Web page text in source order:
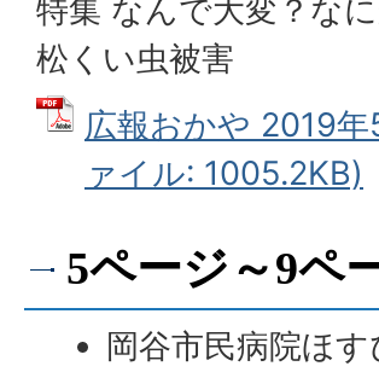
特集 なんで大変？な
松くい虫被害
広報おかや 2019
ァイル: 1005.2KB)
5ページ～9ペ
岡谷市民病院ほ